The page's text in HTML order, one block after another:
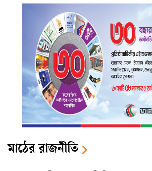
মাঠের রাজনীতি